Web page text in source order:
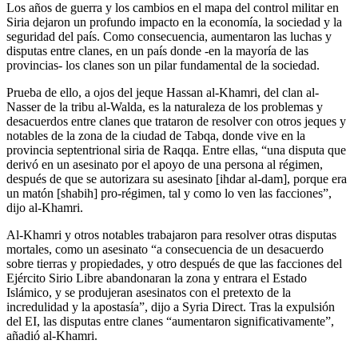
Los años de guerra y los cambios en el mapa del control militar en
Siria dejaron un profundo impacto en la economía, la sociedad y la
seguridad del país. Como consecuencia, aumentaron las luchas y
disputas entre clanes, en un país donde -en la mayoría de las
provincias- los clanes son un pilar fundamental de la sociedad.
Prueba de ello, a ojos del jeque Hassan al-Khamri, del clan al-
Nasser de la tribu al-Walda, es la naturaleza de los problemas y
desacuerdos entre clanes que trataron de resolver con otros jeques y
notables de la zona de la ciudad de Tabqa, donde vive en la
provincia septentrional siria de Raqqa. Entre ellas, “una disputa que
derivó en un asesinato por el apoyo de una persona al régimen,
después de que se autorizara su asesinato [ihdar al-dam], porque era
un matón [shabih] pro-régimen, tal y como lo ven las facciones”,
dijo al-Khamri.
Al-Khamri y otros notables trabajaron para resolver otras disputas
mortales, como un asesinato “a consecuencia de un desacuerdo
sobre tierras y propiedades, y otro después de que las facciones del
Ejército Sirio Libre abandonaran la zona y entrara el Estado
Islámico, y se produjeran asesinatos con el pretexto de la
incredulidad y la apostasía”, dijo a Syria Direct. Tras la expulsión
del EI, las disputas entre clanes “aumentaron significativamente”,
añadió al-Khamri.